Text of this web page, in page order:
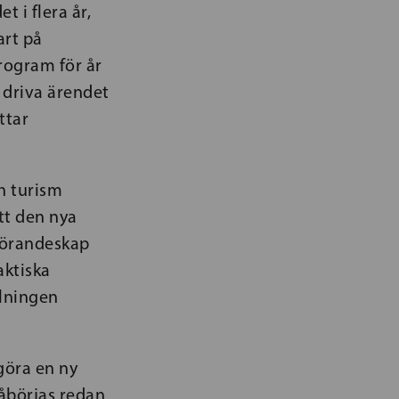
i flera år,
på
för år
ärendet
turism
den nya
en ny
redan